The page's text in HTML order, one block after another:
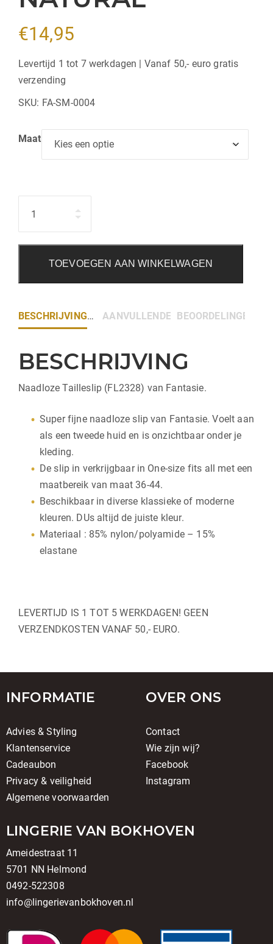
€14,95
Levertijd 1 tot 7 werkdagen | Vanaf 50,- euro gratis
verzending
SKU: FA-SM-0004
Maat
TOEVOEGEN AAN WINKELWAGEN
BESCHRIJVING AANVULLENDE INFORMATIE
BEOORDELINGEN (0)
BESCHRIJVING
Naadloze Tailleslip (FL2328) van Fantasie.
Super fijne naadloze slip van Fantasie. Voelt aan
als een tweede huid en is onzichtbaar onder je
kleding.
De slip in verkrijgbaar in One-size fits all met een
maatbereik van maat 36-44.
Beschikbaar in diverse klassieke of moderne
kleuren. DUs altijd de juiste kleur.
Materiaal : 85% nylon/polyamide – 15%
elastane
LEVERTIJD IS 1 TOT 5 WERKDAGEN! GEEN
VERZENDKOSTEN VANAF 50,- EURO.
INFORMATIE
Advies & Styling
Klantenservice
Cadeaubon
Privacy & veiligheid
Algemene voorwaarden
OVER ONS
Contact
Wie zijn wij?
Facebook
Instagram
LINGERIE VAN BOKHOVEN
Ameidestraat 11
5701 NN Helmond
0492-522308
info@lingerievanbokhoven.nl